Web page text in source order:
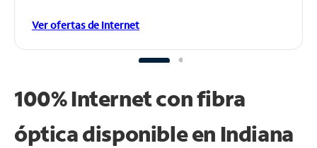
Ver ofertas de Internet
100% Internet con fibra
óptica disponible en Indiana